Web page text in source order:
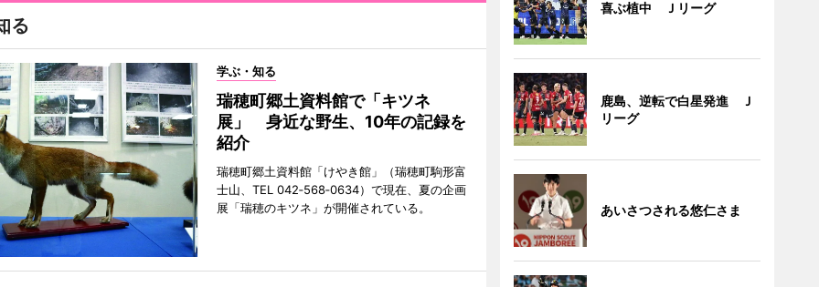
る
学ぶ・知る
瑞穂町郷土資料館で「キツネ
展」 身近な野生、10年の記録を
紹介
瑞穂町郷土資料館「けやき館」（瑞穂町駒形富
士山、TEL 042‐568‐0634）で現在、夏の企画
展「瑞穂のキツネ」が開催されている。
喜ぶ植中 Ｊリーグ
鹿島、逆転で白星発進 Ｊ
リーグ
あいさつされる悠仁さま